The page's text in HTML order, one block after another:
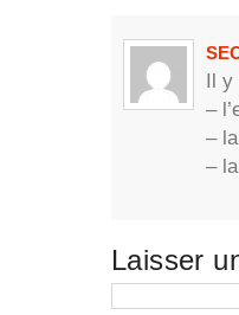
Il y
–
–
–
Laisser